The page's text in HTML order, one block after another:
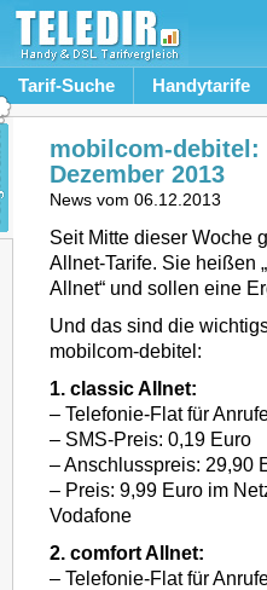
Tarif-Suche Handytarife
mobilcom-debitel:
Dezember 2013
News vom 06.12.2013
Seit Mitte dieser Woche
Allnet-Tarife. Sie heißen
Allnet“ und sollen eine
Und das sind die
mobilcom-debitel:
1. classic Allnet:
– Telefonie-Flat für
– SMS-Preis: 0,19 Euro
– Anschlusspreis: 29,90
– Preis: 9,99 Euro im
Vodafone
2. comfort Allnet:
– Telefonie-Flat für